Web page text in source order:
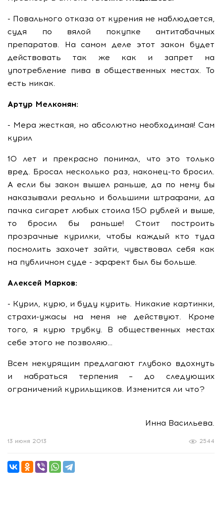
- Повального отказа от курения не наблюдается,
судя по вялой покупке антитабачных
препаратов. На самом деле этот закон будет
действовать так же как и запрет на
употребление пива в общественных местах. То
есть никак.
Артур Мелконян:
- Мера жесткая, но абсолютно необходимая! Сам
курил
10 лет и прекрасно понимал, что это только
вред. Бросал несколько раз, наконец-то бросил.
А если бы закон вышел раньше, да по нему бы
наказывали реально и большими штрафами, да
пачка сигарет любых стоила 150 рублей и выше,
то бросил бы раньше! Стоит построить
прозрачные курилки, чтобы каждый кто туда
посмолить захочет зайти, чувствовал себя как
на публичном суде - эффект был бы больше.
Алексей Марков:
- Курил, курю, и буду курить. Никакие картинки,
страхи-ужасы на меня не действуют. Кроме
того, я курю трубку. В общественных местах
себе этого не позволяю…
Всем некурящим предлагают глубоко вдохнуть
и набраться терпения – до следующих
ограничений курильщиков. Изменится ли что?
Инна Васильева.
2544
13 июня 2013